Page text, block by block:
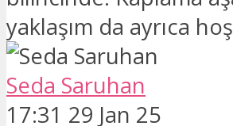
yaklaşım da ayrıca
Seda Saruhan
17:31 29 Jan 25